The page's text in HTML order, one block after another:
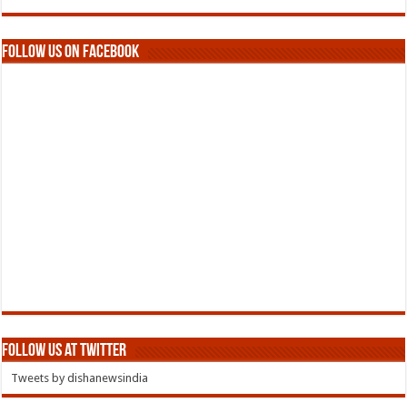
Follow us on Facebook
Follow us at Twitter
Tweets by dishanewsindia